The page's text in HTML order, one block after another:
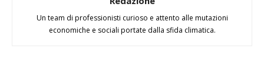
Un team di professionisti curioso e attento alle mutazioni
economiche e sociali portate dalla sfida climatica.